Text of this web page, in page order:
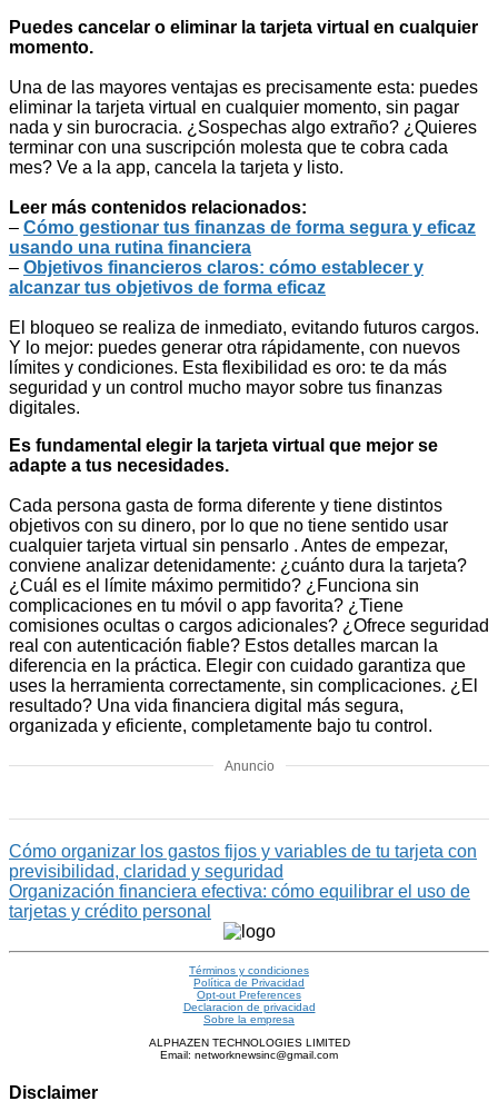
Puedes cancelar o eliminar la tarjeta virtual en cualquier
momento.
Una de las mayores ventajas es precisamente esta: puedes
eliminar la tarjeta virtual en cualquier momento, sin pagar
nada y sin burocracia. ¿Sospechas algo extraño? ¿Quieres
terminar con una suscripción molesta que te cobra cada
mes? Ve a la app, cancela la tarjeta y listo.
Leer más contenidos relacionados:
– Cómo gestionar tus finanzas de forma segura y eficaz
usando una rutina financiera
– Objetivos financieros claros: cómo establecer y
alcanzar tus objetivos de forma eficaz
El bloqueo se realiza de inmediato, evitando futuros cargos.
Y lo mejor: puedes generar otra rápidamente, con nuevos
límites y condiciones. Esta flexibilidad es oro: te da más
seguridad y un control mucho mayor sobre tus finanzas
digitales.
Es fundamental elegir la tarjeta virtual que mejor se
adapte a tus necesidades.
Cada persona gasta de forma diferente y tiene distintos
objetivos con su dinero, por lo que no tiene sentido usar
cualquier tarjeta virtual sin pensarlo . Antes de empezar,
conviene analizar detenidamente: ¿cuánto dura la tarjeta?
¿Cuál es el límite máximo permitido? ¿Funciona sin
complicaciones en tu móvil o app favorita? ¿Tiene
comisiones ocultas o cargos adicionales? ¿Ofrece seguridad
real con autenticación fiable? Estos detalles marcan la
diferencia en la práctica. Elegir con cuidado garantiza que
uses la herramienta correctamente, sin complicaciones. ¿El
resultado? Una vida financiera digital más segura,
organizada y eficiente, completamente bajo tu control.
Anuncio
Cómo organizar los gastos fijos y variables de tu tarjeta con
previsibilidad, claridad y seguridad
Organización financiera efectiva: cómo equilibrar el uso de
tarjetas y crédito personal
Términos y condiciones
Política de Privacidad
Opt-out Preferences
Declaracion de privacidad
Sobre la empresa
ALPHAZEN TECHNOLOGIES LIMITED
Email: networknewsinc@gmail.com
Disclaimer